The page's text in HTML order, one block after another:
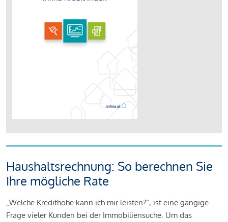
Haushaltsrechnung: So berechnen Sie
Ihre mögliche Rate
„Welche Kredithöhe kann ich mir leisten?“, ist eine gängige
Frage vieler Kunden bei der Immobiliensuche. Um das